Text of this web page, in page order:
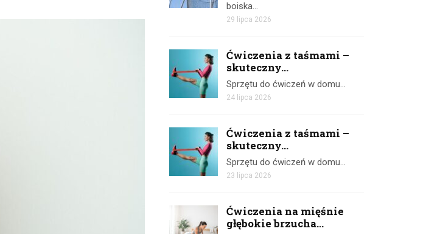
boiska…
29 lipca 2026
Ćwiczenia z taśmami –
skuteczny...
Sprzętu do ćwiczeń w domu…
24 lipca 2026
Ćwiczenia z taśmami –
skuteczny...
Sprzętu do ćwiczeń w domu…
23 lipca 2026
Ćwiczenia na mięśnie
głębokie brzucha...